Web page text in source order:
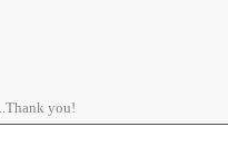
you!